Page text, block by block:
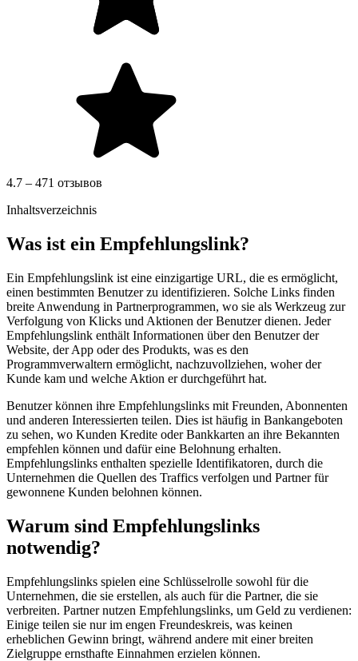
4.7 – 471 отзывов
Inhaltsverzeichnis
Was ist ein Empfehlungslink?
Ein Empfehlungslink ist eine einzigartige URL, die es ermöglicht,
einen bestimmten Benutzer zu identifizieren. Solche Links finden
breite Anwendung in Partnerprogrammen, wo sie als Werkzeug zur
Verfolgung von Klicks und Aktionen der Benutzer dienen. Jeder
Empfehlungslink enthält Informationen über den Benutzer der
Website, der App oder des Produkts, was es den
Programmverwaltern ermöglicht, nachzuvollziehen, woher der
Kunde kam und welche Aktion er durchgeführt hat.
Benutzer können ihre Empfehlungslinks mit Freunden, Abonnenten
und anderen Interessierten teilen. Dies ist häufig in Bankangeboten
zu sehen, wo Kunden Kredite oder Bankkarten an ihre Bekannten
empfehlen können und dafür eine Belohnung erhalten.
Empfehlungslinks enthalten spezielle Identifikatoren, durch die
Unternehmen die Quellen des Traffics verfolgen und Partner für
gewonnene Kunden belohnen können.
Warum sind Empfehlungslinks
notwendig?
Empfehlungslinks spielen eine Schlüsselrolle sowohl für die
Unternehmen, die sie erstellen, als auch für die Partner, die sie
verbreiten. Partner nutzen Empfehlungslinks, um Geld zu verdienen:
Einige teilen sie nur im engen Freundeskreis, was keinen
erheblichen Gewinn bringt, während andere mit einer breiten
Zielgruppe ernsthafte Einnahmen erzielen können.